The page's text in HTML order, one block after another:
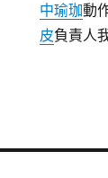
中瑜珈動
皮負責人